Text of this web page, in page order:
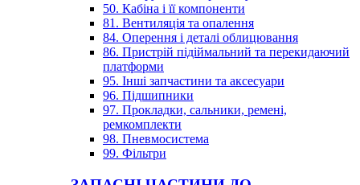
50. Кабіна і її компоненти
81. Вентиляція та опалення
84. Оперення і деталі облицювання
86. Пристрій підіймальний та перекидаючий
платформи
95. Інші запчастини та аксесуари
96. Підшипники
97. Прокладки, сальники, ремені,
ремкомплекти
98. Пневмосистема
99. Фільтри